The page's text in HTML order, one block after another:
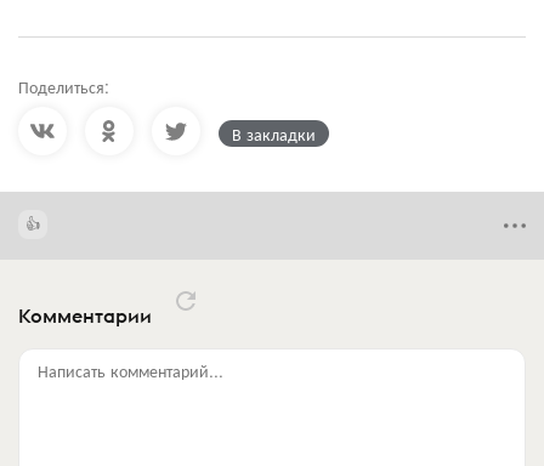
Поделиться:
В закладки
Комментарии
Написать комментарий...